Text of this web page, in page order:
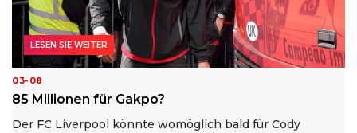
03-08
85 Millionen für Gakpo?
Der FC Liverpool könnte womöglich bald für Cody
LESEN SIE WEITER